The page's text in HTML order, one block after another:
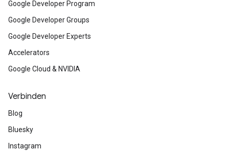
Google Developer Program
Google Developer Groups
Google Developer Experts
Accelerators
Google Cloud & NVIDIA
Verbinden
Blog
Bluesky
Instagram